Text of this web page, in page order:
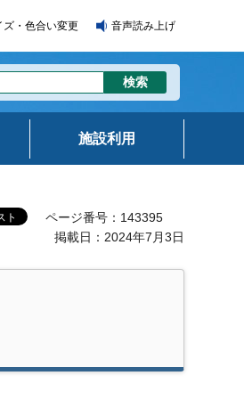
ズ・色合い変更 音声読み上げ
施設利用
ページ番号：143395
掲載日：2024年7月3日